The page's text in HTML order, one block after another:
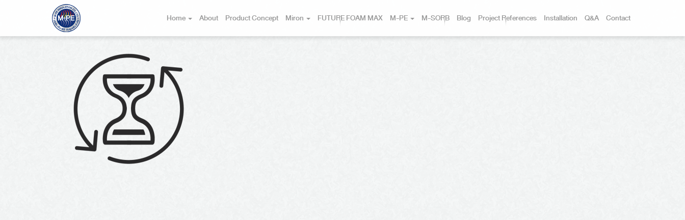
Home About Product Concept Miron FUTURE FOAM MAX M-PE M-SORB Blog Project References Installation Q&A Contact